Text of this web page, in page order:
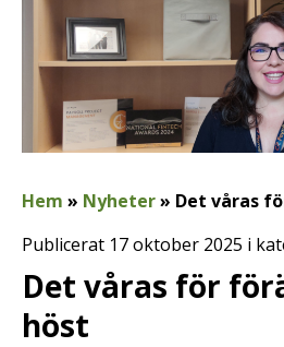
Hem » Nyheter» Det våras
Publicerat 17 oktober 2025 i
Det våras för
höst